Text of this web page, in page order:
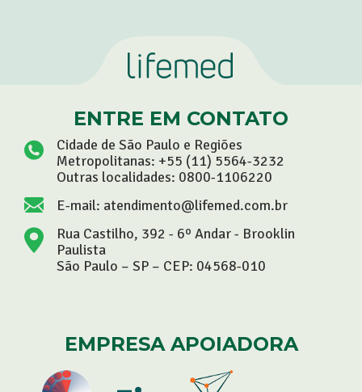
ENTRE EM CONTATO
Cidade de São Paulo e Regiões
Metropolitanas: +55 (11) 5564-3232
Outras localidades: 0800-1106220
E-mail: atendimento@lifemed.com.br
Rua Castilho, 392 - 6º Andar - Brooklin
Paulista
São Paulo – SP – CEP: 04568-010
EMPRESA APOIADORA